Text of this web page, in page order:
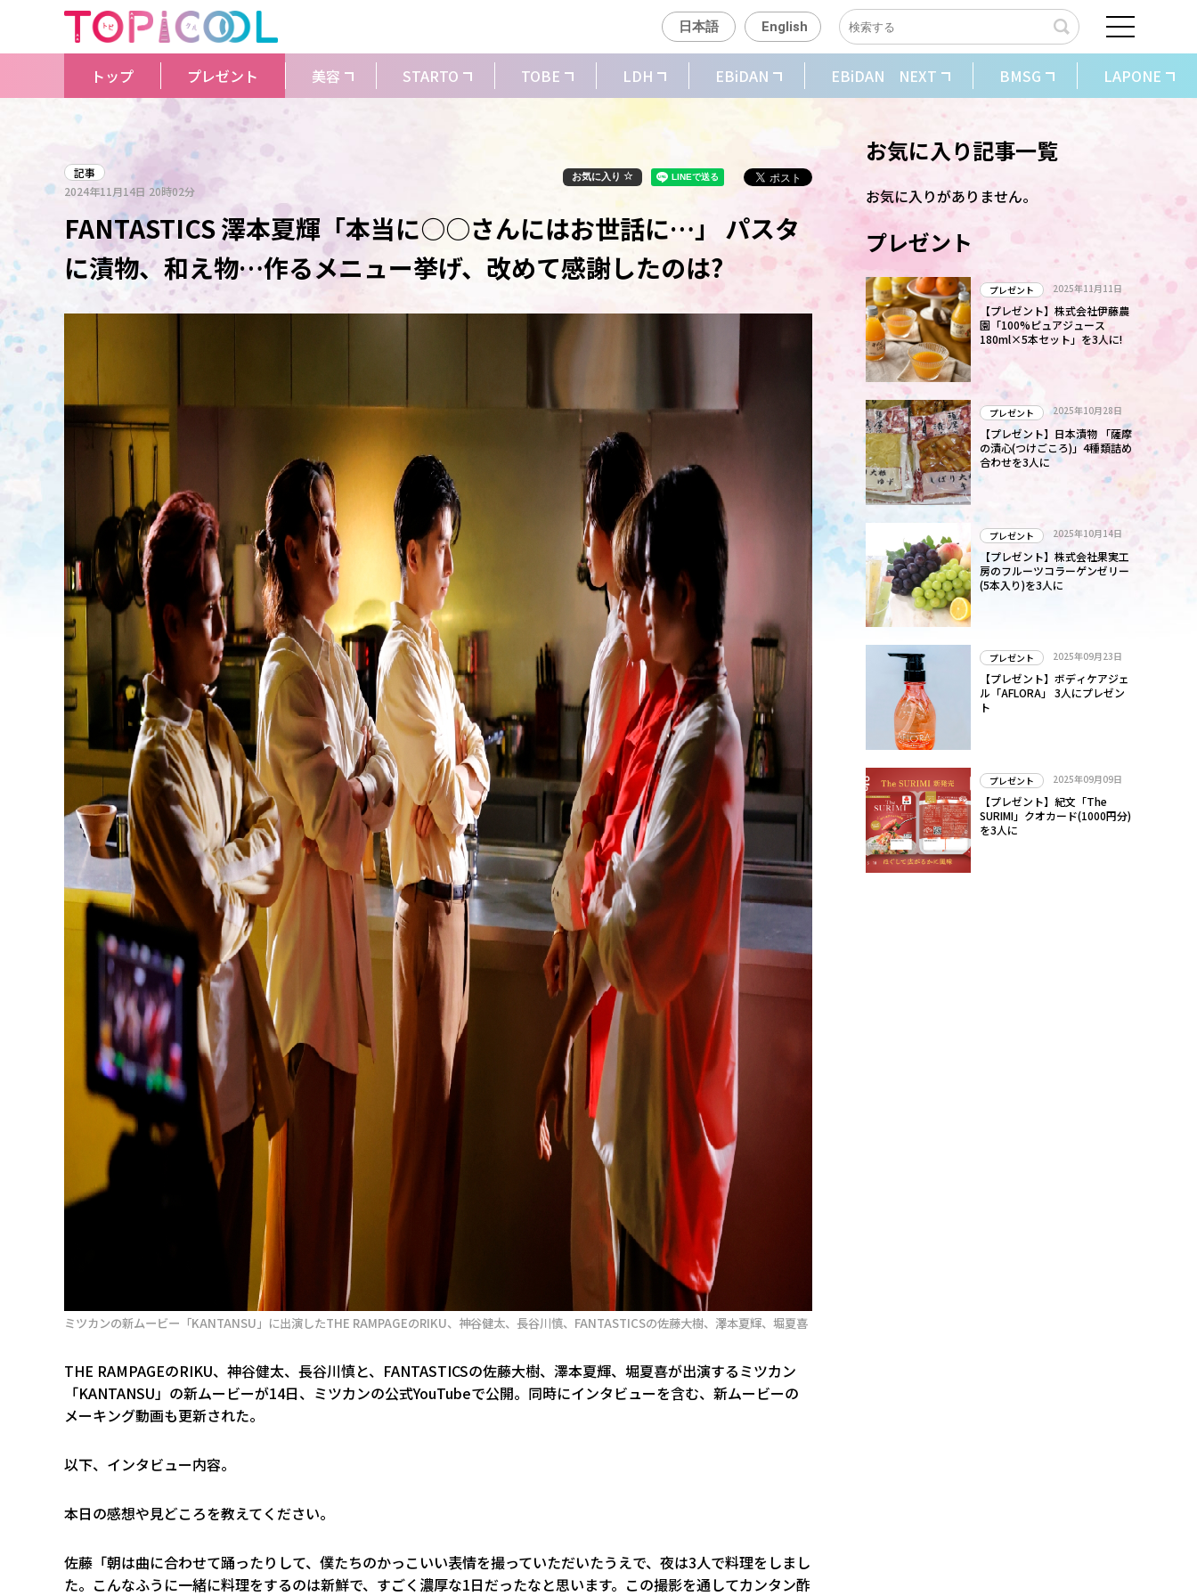
日本語 English
トップ プレゼント 美容 STARTO TOBE LDH EBiDAN EBiDAN NEXT BMSG LAPONE
記事
2024年11月14日 20時02分
お気に入り
FANTASTICS 澤本夏輝「本当に○○さんにはお世話に…」 パスタ
に漬物、和え物…作るメニュー挙げ、改めて感謝したのは?
ミツカンの新ムービー「KANTANSU」に出演したTHE RAMPAGEのRIKU、神谷健太、長谷川慎、FANTASTICSの佐藤大樹、澤本夏輝、堀夏喜
THE RAMPAGEのRIKU、神谷健太、長谷川慎と、FANTASTICSの佐藤大樹、澤本夏輝、堀夏喜が出演するミツカン
「KANTANSU」の新ムービーが14日、ミツカンの公式YouTubeで公開。同時にインタビューを含む、新ムービーの
メーキング動画も更新された。
以下、インタビュー内容。
――本日の感想や見どころを教えてください。
佐藤「朝は曲に合わせて踊ったりして、僕たちのかっこいい表情を撮っていただいたうえで、夜は3人で料理をしまし
た。こんなふうに一緒に料理をするのは新鮮で、すごく濃厚な1日だったなと思います。この撮影を通してカンタン酢
お気に入り記事一覧
お気に入りがありません。
プレゼント
プレゼント 2025年11月11日
【プレゼント】株式会社伊藤農
園「100%ピュアジュース
180ml×5本セット」を3人に!
プレゼント 2025年10月28日
【プレゼント】日本漬物 「薩摩
の漬心(つけごころ)」4種類詰め
合わせを3人に
プレゼント 2025年10月14日
【プレゼント】株式会社果実工
房のフルーツコラーゲンゼリー
(5本入り)を3人に
プレゼント 2025年09月23日
【プレゼント】ボディケアジェ
ル「AFLORA」 3人にプレゼン
ト
プレゼント 2025年09月09日
【プレゼント】紀文「The
SURIMI」クオカード(1000円分)
を3人に